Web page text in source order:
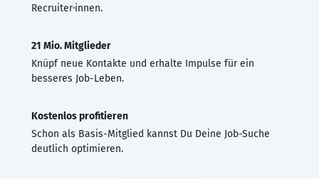
Recruiter·innen.
21 Mio. Mitglieder
Knüpf neue Kontakte und erhalte Impulse für ein
besseres Job-Leben.
Kostenlos profitieren
Schon als Basis-Mitglied kannst Du Deine Job-Suche
deutlich optimieren.